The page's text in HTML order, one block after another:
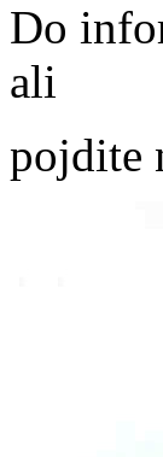
Do
ali
pojdite